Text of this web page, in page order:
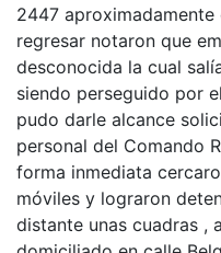
2447 aproximadamente
regresar notaron que
desconocida la cual
siendo perseguido por
pudo darle alcance
personal del Comando
forma inmediata
móviles y lograron
distante unas cuadras ,